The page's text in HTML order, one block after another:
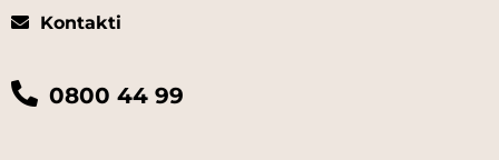
Kontakti
0800 44 99